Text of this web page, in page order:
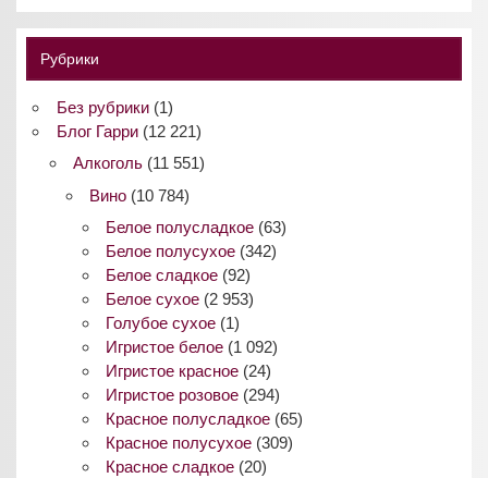
Рубрики
Без рубрики(1)
Блог Гарри(12 221)
Алкоголь(11 551)
Вино(10 784)
Белое полусладкое (63)
Белое полусухое (342)
Белое сладкое (92)
Белое сухое (2 953)
Голубое сухое (1)
Игристое белое (1 092)
Игристое красное (24)
Игристое розовое (294)
Красное полусладкое (65)
Красное полусухое (309)
Красное сладкое (20)